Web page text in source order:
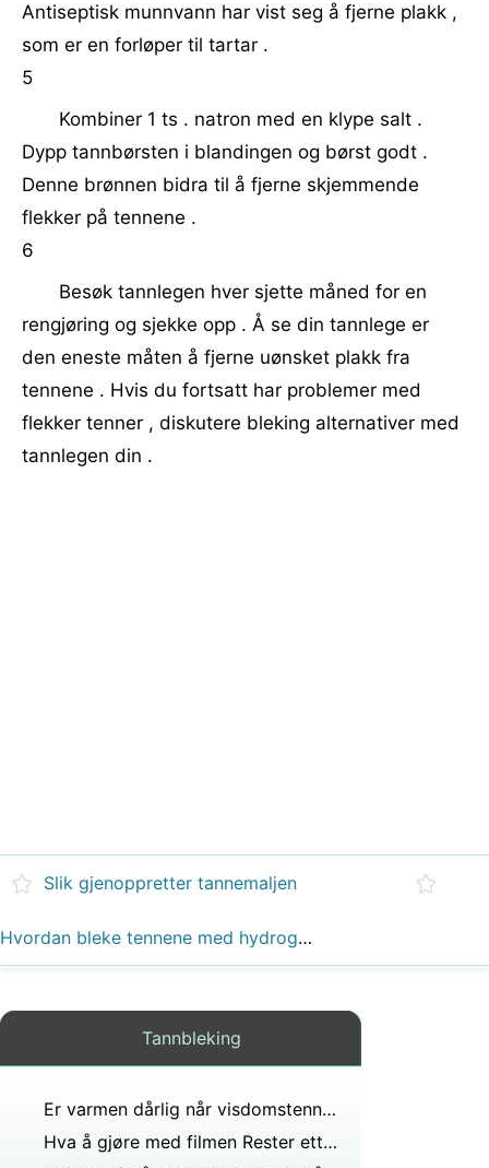
Antiseptisk munnvann har vist seg å fjerne plakk ,
som er en forløper til tartar .
5
Kombiner 1 ts . natron med en klype salt .
Dypp tannbørsten i blandingen og børst godt .
Denne brønnen bidra til å fjerne skjemmende
flekker på tennene .
6
Besøk tannlegen hver sjette måned for en
rengjøring og sjekke opp . Å se din tannlege er
den eneste måten å fjerne uønsket plakk fra
tennene . Hvis du fortsatt har problemer med
flekker tenner , diskutere bleking alternativer med
tannlegen din .
Slik gjenoppretter tannemaljen
Hvordan bleke tennene med hydrogenperoksid
Tannbleking
Er varmen dårlig når visdomstennene fjernes?
Hva å gjøre med filmen Rester etter bruk Crest Multi Strips